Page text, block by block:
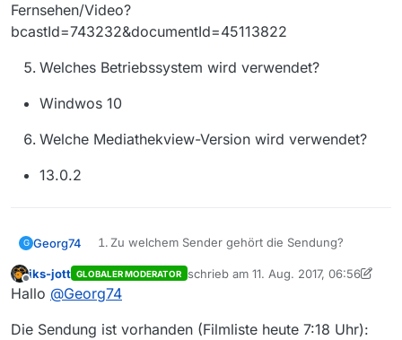
Fernsehen/Video?
bcastId=743232&documentId=45113822
Welches Betriebssystem wird verwendet?
Windwos 10
Welche Mediathekview-Version wird verwendet?
13.0.2
G Georg74
Zu welchem Sender gehört die Sendung?
Wie heißt die Sendung?
aktueller Bericht
aktueller bericht (10.08.2017)
Offline
iks-jott GLOBALER MODERATOR schrieb am 11. Aug. 2017, 06:56
zuletzt editiert von iks-jott8. Nov.
Hallo @Georg74
Die Sendung ist vorhanden (Filmliste heute 7:18 Uhr):